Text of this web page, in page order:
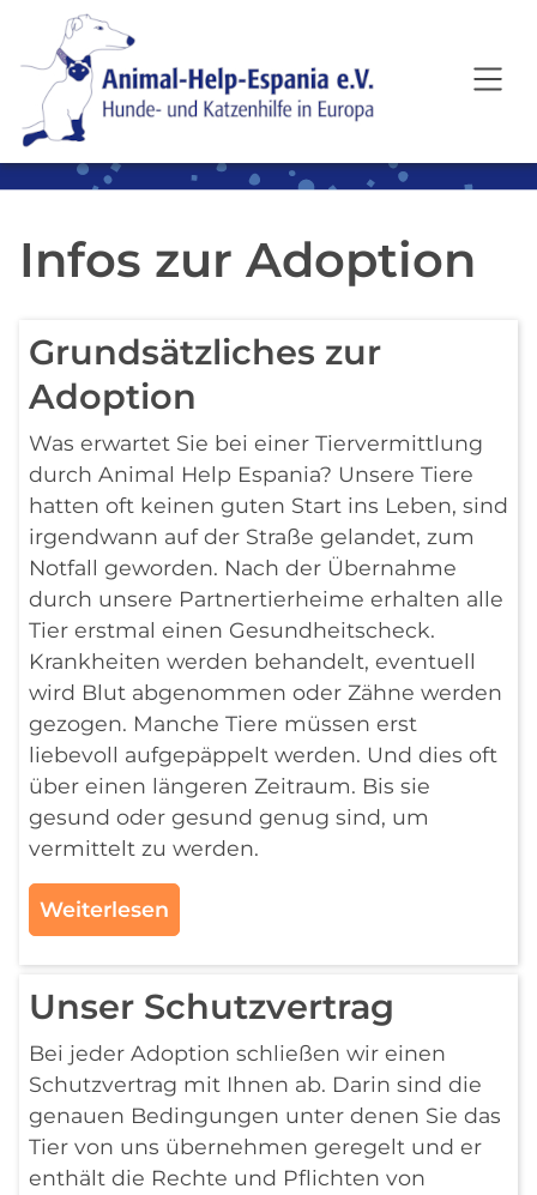
SKIP TO MAIN CONTENT
Infos zur Adoption
Grundsätzliches zur
Adoption
Was erwartet Sie bei einer Tiervermittlung
durch Animal Help Espania? Unsere Tiere
hatten oft keinen guten Start ins Leben, sind
irgendwann auf der Straße gelandet, zum
Notfall geworden. Nach der Übernahme
durch unsere Partnertierheime erhalten alle
Tier erstmal einen Gesundheitscheck.
Krankheiten werden behandelt, eventuell
wird Blut abgenommen oder Zähne werden
gezogen. Manche Tiere müssen erst
liebevoll aufgepäppelt werden. Und dies oft
über einen längeren Zeitraum. Bis sie
gesund oder gesund genug sind, um
vermittelt zu werden.
Weiterlesen
Unser Schutzvertrag
Bei jeder Adoption schließen wir einen
Schutzvertrag mit Ihnen ab. Darin sind die
genauen Bedingungen unter denen Sie das
Tier von uns übernehmen geregelt und er
enthält die Rechte und Pflichten von